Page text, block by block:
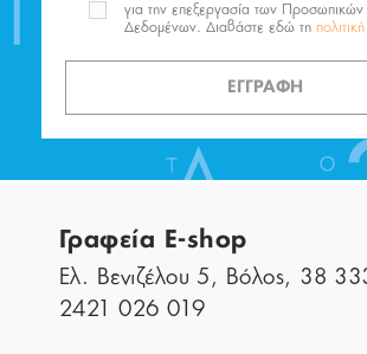
ΕΓΓΡΑΦΗ
για την επεξεργασία των Προσωπικών
Δεδομένων. Διαβάστε εδώ τη
Γραφεία E-shop
Ελ. Βενιζέλου 5, Βόλος, 38
2421 026 019